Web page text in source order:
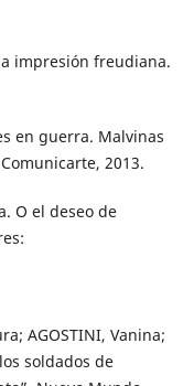
impresión freudiana.
en guerra. Malvinas
2013.
O el deseo de
AGOSTINI, Vanina;
soldados de